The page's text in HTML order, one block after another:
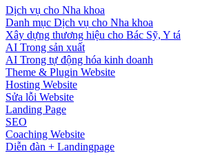
Dịch vụ cho Nha khoa
Danh mục Dịch vụ cho Nha khoa
Xây dựng thương hiệu cho Bác Sỹ, Y tá
AI Trong sản xuất
AI Trong tự động hóa kinh doanh
Theme & Plugin Website
Hosting Website
Sửa lỗi Website
Landing Page
SEO
Coaching Website
Diễn đàn + Landingpage